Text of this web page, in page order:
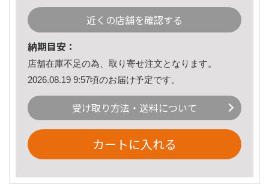
近くの店舗を確認する
納期目安：
店舗在庫不足の為、取り寄せ注文となります。
2026.08.19 9:57頃のお届け予定です。
受け取り方法・送料について
カートに入れる